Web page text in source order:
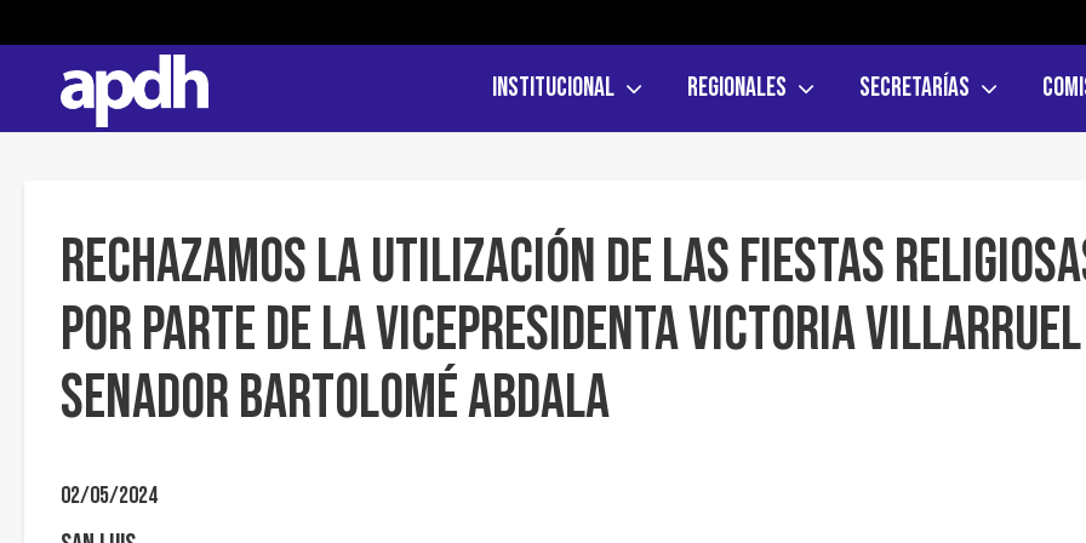
Institucional Regionales Secretarías
RECHAZAMOS LA UTILIZACIÓN DE LAS FIESTAS
POR PARTE DE LA VICEPRESIDENTA VICTORIA
SENADOR BARTOLOMÉ ABDALA
02/05/2024